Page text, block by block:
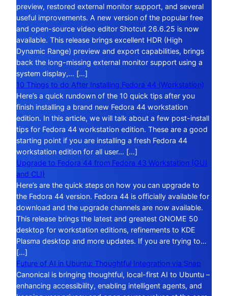
preview, restored external monitor support, and several
useful improvements. A new version of the popular free
and open-source video editor Shotcut 26.6.25 is now
available. This release brings excellent HDR (High
Dynamic Range) preview and export capabilities, brings
back the long-missing external monitor support using a
system display,… […]
10 Things to do After Installing Fedora 44 (Workstation)
Here’s a quick rundown of the 10 quick tips after you
finish installing a brand new Fedora 44 workstation
edition. In this article, we will talk about a few post-install
tips for Fedora 44 workstation edition. These are a good
starting point if you are installing a fresh Fedora 44
workstation edition for all user… […]
Upgrade to Fedora 44 from Fedora 43 Workstation (GUI
and CLI)
Here’s are the quick steps on how you can upgrade to
the Fedora 44 version. Fedora 44 is officially available for
download and the upgrade channels are now available.
This release brings the latest and greatest GNOME 50
desktop for workstation editions, refinements to KDE
Plasma desktop and more updates. If you are trying to…
[…]
Future of AI in Ubuntu: Thoughtful Integration via Snap
Canonical is bringing thoughtful, local-first AI to Ubuntu –
enhancing accessibility, enabling intelligent agents, and